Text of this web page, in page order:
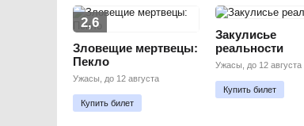
2,6
Зловещие мертвецы:
Пекло
Ужасы, до 12 августа
Купить билет
Закулисье
реальности
Ужасы, до 12 августа
Купить билет